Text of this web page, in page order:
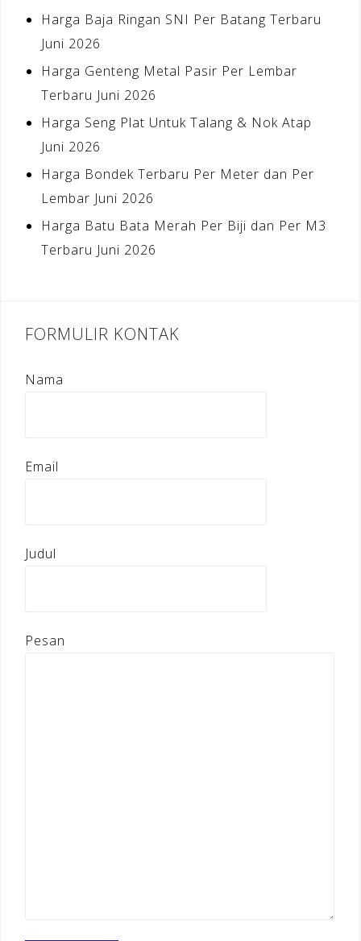
Harga Baja Ringan SNI Per Batang Terbaru
Juni 2026
Harga Genteng Metal Pasir Per Lembar
Terbaru Juni 2026
Harga Seng Plat Untuk Talang & Nok Atap
Juni 2026
Harga Bondek Terbaru Per Meter dan Per
Lembar Juni 2026
Harga Batu Bata Merah Per Biji dan Per M3
Terbaru Juni 2026
FORMULIR KONTAK
Nama
Email
Judul
Pesan